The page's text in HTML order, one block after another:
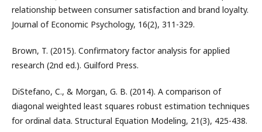
relationship between consumer satisfaction and brand loyalty.
Journal of Economic Psychology, 16(2), 311-329.
Brown, T. (2015). Confirmatory factor analysis for applied
research (2nd ed.). Guilford Press.
DiStefano, C., & Morgan, G. B. (2014). A comparison of
diagonal weighted least squares robust estimation techniques
for ordinal data. Structural Equation Modeling, 21(3), 425-438.